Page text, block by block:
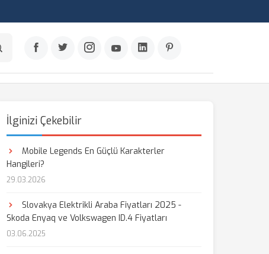
İlginizi Çekebilir
Mobile Legends En Güçlü Karakterler
Hangileri?
29.03.2026
Slovakya Elektrikli Araba Fiyatları 2025 -
Skoda Enyaq ve Volkswagen ID.4 Fiyatları
03.06.2025